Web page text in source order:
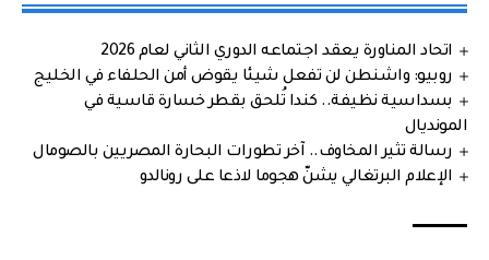
اتحاد المناورة يعقد اجتماعه الدوري الثاني لعام 2026
روبيو: واشنطن لن تفعل شيئا يقوض أمن الحلفاء في الخليج
بسداسية نظيفة.. كندا تُلحق بقطر خسارة قاسية في
المونديال
رسالة تثير المخاوف.. آخر تطورات البحارة المصريين بالصومال
الإعلام البرتغالي يشنّ هجوما لاذعا على رونالدو